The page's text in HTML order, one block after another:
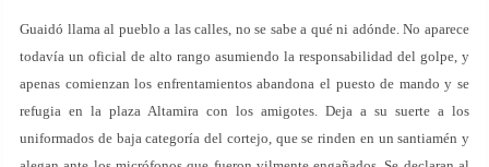
Guaidó llama al pueblo a las calles, no se sabe a qué ni adónde. No aparece
todavía un oficial de alto rango asumiendo la responsabilidad del golpe, y
apenas comienzan los enfrentamientos abandona el puesto de mando y se
refugia en la plaza Altamira con los amigotes. Deja a su suerte a los
uniformados de baja categoría del cortejo, que se rinden en un santiamén y